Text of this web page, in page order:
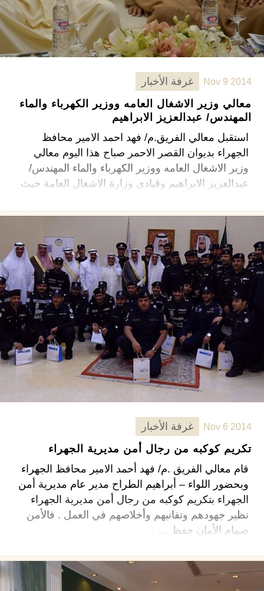
Nov 9 2014
غرفة الأخبار
معالي وزير الاشغال العامه ووزير الكهرباء والماء
المهندس/ عبدالعزيز الابراهيم
استقبل معالي الفريق.م/ فهد احمد الامير محافظ
الجهراء بديوان القصر الاحمر صباح هذا اليوم معالي
وزير الاشغال العامه ووزير الكهرباء والماء المهندس/
عبدالعزيز الابراهيم وقيادي وزارة الاشغال العامة حيث
…
Nov 6 2014
غرفة الأخبار
تكريم كوكبه من رجال أمن مديرية الجهراء
قام معالي الفريق .م/ فهد أحمد الامير محافظ الجهراء
وبحضور اللواء – أبراهيم الطراح مدير عام مديرية أمن
الجهراء بتكريم كوكبه من رجال أمن مديرية الجهراء
نظير جهودهم وتفانيهم وأخلاصهم في العمل . فالأمن
صمام الأمان حفظ …